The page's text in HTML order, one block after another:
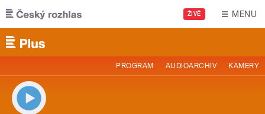
Přejít k hlavnímu obsahu
ŽIVĚ MENU
PROGRAM AUDIOARCHIV KAMERY